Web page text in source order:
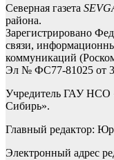
Северная газета
района.
Зарегистрировано
связи,
коммуникаций
Эл № ФС77-81025 от
Учредитель ГАУ НСО
Сибирь».
Главный редактор:
Электронный адрес